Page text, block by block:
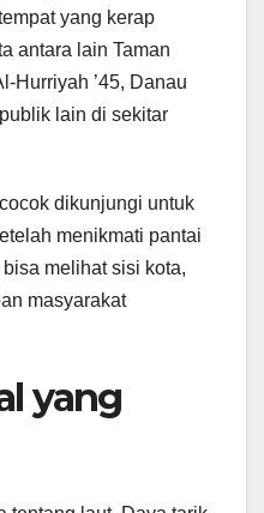
yang kerap
antara lain Taman
Hurriyah ’45, Danau
lain di sekitar
dikunjungi untuk
menikmati pantai
melihat sisi kota,
masyarakat
yang